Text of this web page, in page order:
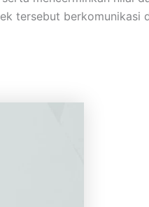
tersebut berkomunikasi